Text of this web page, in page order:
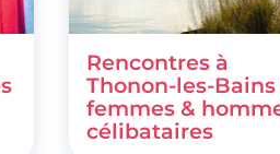
Rencontres à
Thonon-les-Bains
femmes &
célibataires